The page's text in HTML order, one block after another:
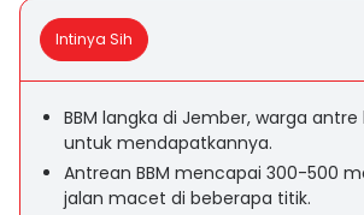
Intinya Sih
BBM langka di Jember, warga
untuk mendapatkannya.
Antrean BBM mencapai 300-500
jalan macet di beberapa titik.